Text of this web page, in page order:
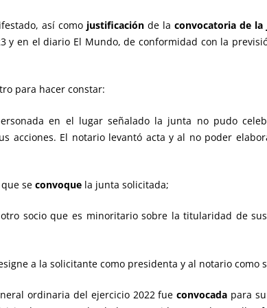
así como justificaciónde laconvocatoria de la
y en el diario El Mundo, de conformidad con la
para hacer constar:
en el lugar señalado la junta no pudo
acciones. El notario levantó acta y al no poder
se convoque la junta solicitada;
socio que es minoritario sobre la titularidad de
a la solicitante como presidenta y al notario como
ordinaria del ejercicio 2022 fueconvocada para